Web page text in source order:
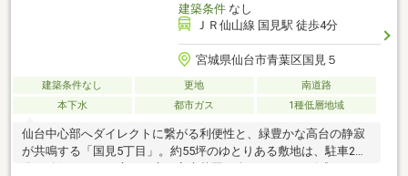
建築条件なし
ＪＲ仙山線 国見駅 徒歩4分
宮城県仙台市青葉区国見５
建築条件なし 更地
南道路
本下水
都市ガス 1種低層地域
仙台中心部へダイレクトに繋がる利便性と、緑豊かな高台の静寂
が共鳴する「国見5丁目」。約55坪のゆとりある敷地は、駐車2台
分を確保しても、広いお庭や家庭菜園を楽しめるサイズ感です。